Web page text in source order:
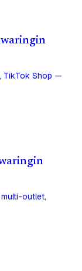
TikTok Shop —
outlet,